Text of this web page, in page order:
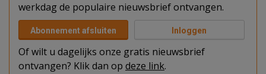
werkdag de populaire nieuwsbrief ontvangen.
Abonnement afsluiten Inloggen
Of wilt u dagelijks onze gratis nieuwsbrief
ontvangen? Klik dan op deze link.